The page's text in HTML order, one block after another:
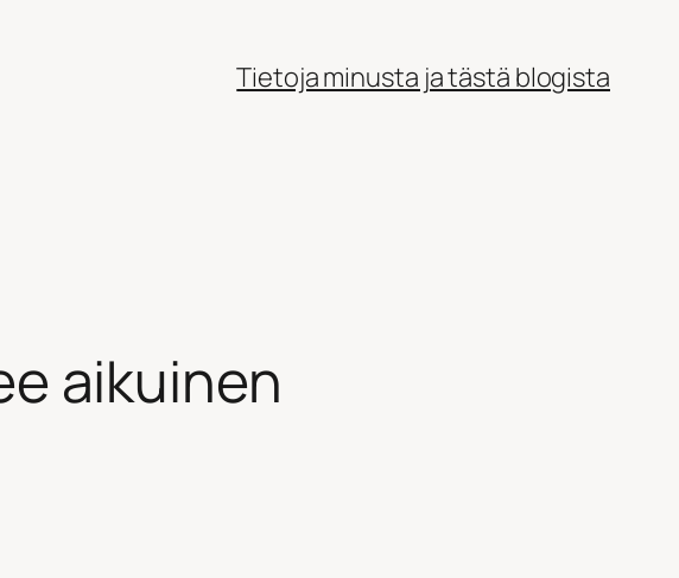
Tietoja minusta ja tästä blogista
aikuinen